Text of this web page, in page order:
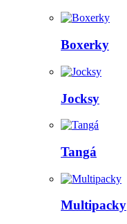
Boxerky
Jocksy
Tangá
Multipacky